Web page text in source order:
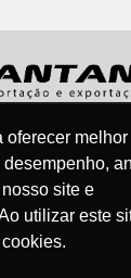
oferecer melhor
site e
utilizar este
-
dias úteis, das